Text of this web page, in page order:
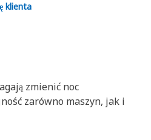
klienta
zmienić noc
zarówno maszyn, jak i